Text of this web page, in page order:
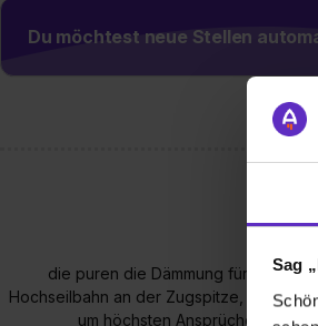
Sag
Du möchtest neue Stellen
die puren die Dämmung für das
Hochseilbahn an der Zugspitze,
um höchsten Ansprüchen an